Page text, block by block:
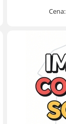
Cena: